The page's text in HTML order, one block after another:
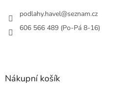
podlahy.havel@seznam.cz
606 566 489 (Po-Pá 8-16)
Nákupní košík